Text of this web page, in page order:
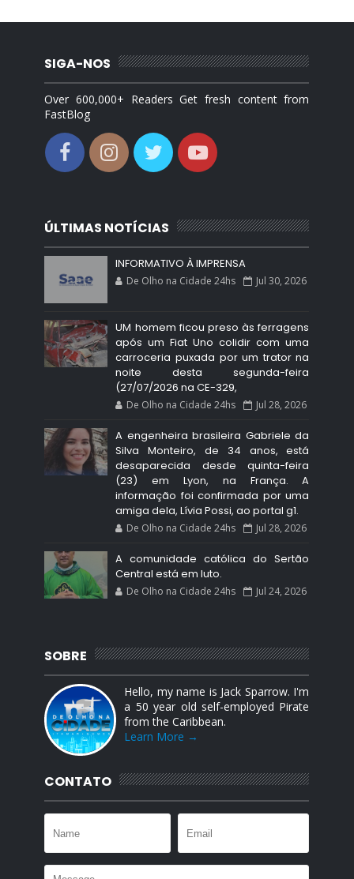
SIGA-NOS
Over 600,000+ Readers Get fresh content from
FastBlog
ÚLTIMAS NOTÍCIAS
INFORMATIVO À IMPRENSA
De Olho na Cidade 24hs Jul 30, 2026
UM homem ficou preso às ferragens
após um Fiat Uno colidir com uma
carroceria puxada por um trator na
noite desta segunda-feira
(27/07/2026 na CE-329,
De Olho na Cidade 24hs Jul 28, 2026
A engenheira brasileira Gabriele da
Silva Monteiro, de 34 anos, está
desaparecida desde quinta-feira
(23) em Lyon, na França. A
informação foi confirmada por uma
amiga dela, Lívia Possi, ao portal g1.
De Olho na Cidade 24hs Jul 28, 2026
A comunidade católica do Sertão
Central está em luto.
De Olho na Cidade 24hs Jul 24, 2026
SOBRE
Hello, my name is Jack Sparrow. I'm
a 50 year old self-employed Pirate
from the Caribbean.
Learn More →
CONTATO